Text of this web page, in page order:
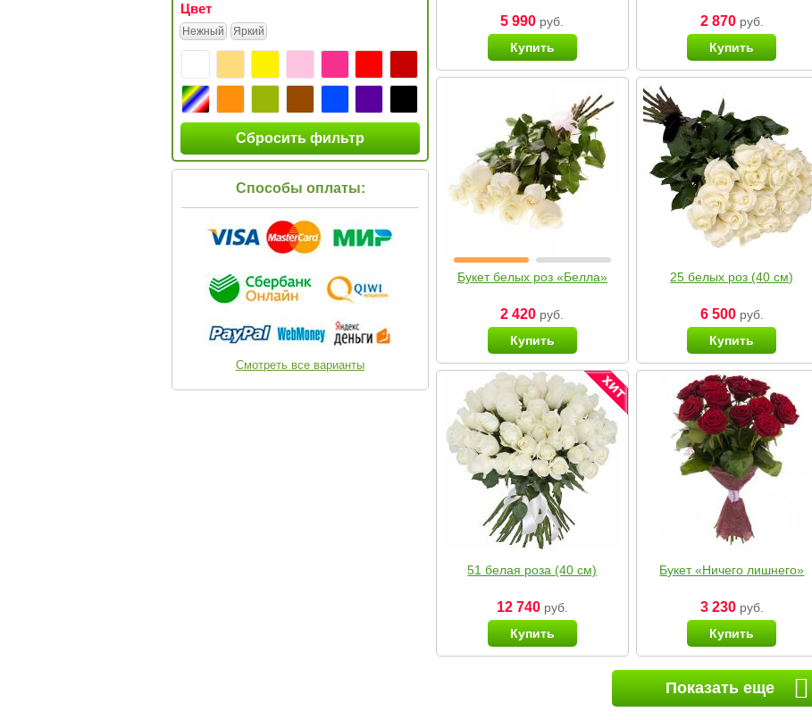
Цвет
Нежный Яркий
Сбросить фильтр
Способы оплаты:
Смотреть все варианты
5 990 руб.
Купить
2 870руб.
Купить
Букет белых роз «Белла»
2 420 руб.
Купить
25 белых роз (40 см)
6 500руб.
Купить
51 белая роза (40 см)
12 740руб.
Купить
Букет «Ничего лишнего»
3 230руб.
Купить
Показать еще